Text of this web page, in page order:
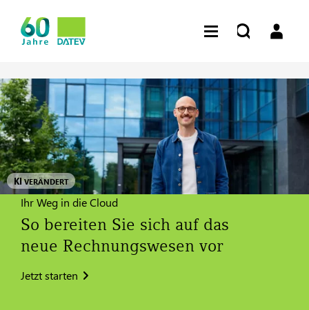
KIVERÄNDERT
Ihr Weg in die Cloud
So bereiten Sie sich auf das
neue Rechnungswesen vor
Jetzt starten